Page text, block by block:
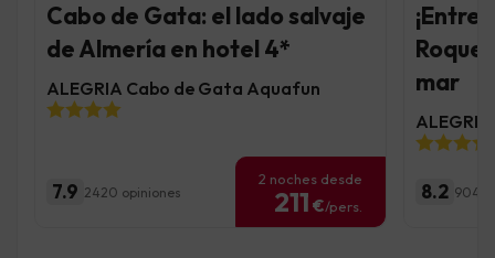
Cabo de Gata: el lado salvaje
de Almería en hotel 4*
ALEGRIA Cabo de Gata Aquafun
7.9 2420 opiniones
2 noches desde
211 €/pers.
¡Entre
mar
8.2 9048